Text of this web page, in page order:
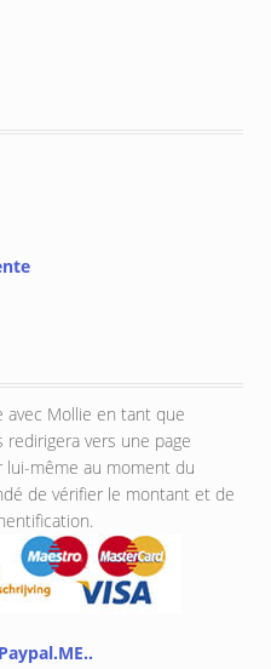
avec Mollie en tant que
vers une page
même au moment du
de vérifier le montant et de